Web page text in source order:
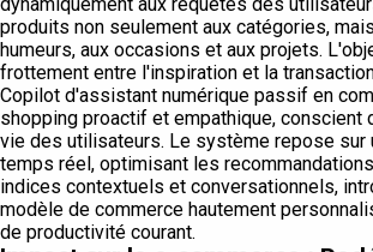
produits non seulement aux catégories,
humeurs, aux occasions et aux projets.
frottement entre l'inspiration et la
Copilot d'assistant numérique passif en
shopping proactif et empathique, conscient
vie des utilisateurs. Le système repose sur
temps réel, optimisant les
indices contextuels et conversationnels,
modèle de commerce hautement
de productivité courant.